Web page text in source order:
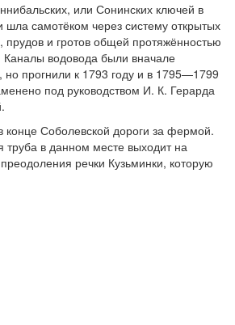
или Сонинских ключей в
самотёком через систему открытых
прудов и гротов общей протяжённостью
Каналы водовода были вначале
прогнили к 1793 году и в 1795—1799
под руководством И. К. Герарда
конце Соболевской дороги за фермой.
труба в данном месте выходит на
речки Кузьминки, которую